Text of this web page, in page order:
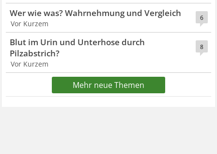
6
Wer wie was? Wahrnehmung und Vergleich
Vor Kurzem
8
Blut im Urin und Unterhose durch
Pilzabstrich?
Vor Kurzem
Mehr neue Themen